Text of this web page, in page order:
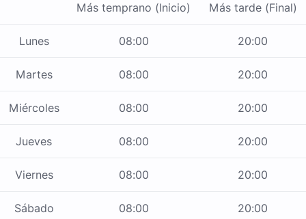
Más temprano (Inicio) Más tarde (Final)
Lunes 08:00 20:00
Martes 08:00 20:00
Miércoles 08:00 20:00
Jueves 08:00 20:00
Viernes 08:00 20:00
Sábado 08:00 20:00